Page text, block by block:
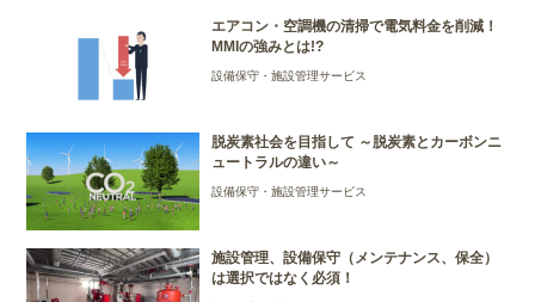
エアコン・空調機の清掃で電気料金を削減！
MMIの強みとは!?
設備保守・施設管理サービス
脱炭素社会を目指して ～脱炭素とカーボンニ
ュートラルの違い～
設備保守・施設管理サービス
施設管理、設備保守（メンテナンス、保全）
は選択ではなく必須！